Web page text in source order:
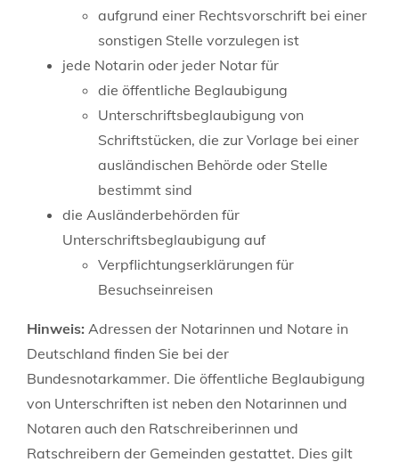
aufgrund einer Rechtsvorschrift bei einer
sonstigen Stelle vorzulegen ist
jede Notarin oder jeder Notar für
die öffentliche Beglaubigung
Unterschriftsbeglaubigung von
Schriftstücken, die zur Vorlage bei einer
ausländischen Behörde oder Stelle
bestimmt sind
die Ausländerbehörden für
Unterschriftsbeglaubigung auf
Verpflichtungserklärungen für
Besuchseinreisen
Hinweis: Adressen der Notarinnen und Notare in
Deutschland finden Sie bei der
Bundesnotarkammer. Die öffentliche Beglaubigung
von Unterschriften ist neben den Notarinnen und
Notaren auch den Ratschreiberinnen und
Ratschreibern der Gemeinden gestattet. Dies gilt